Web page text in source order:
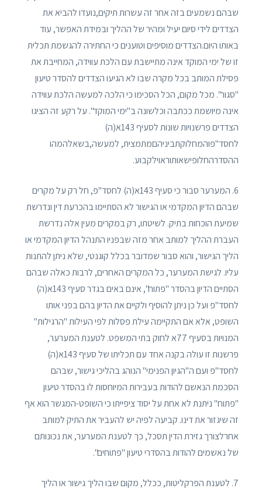
שבהם נשמעים בזה אחר זה עשרות תיקים,נועדו להביא את
הצדדים לידי סיום יעיל ומהיר של ההליך ובמידת האפשר, עוד
באותו היום.הצדדים מוסיפים וטוענים כי החתירה להגשמת תכלית
זו של ימי המוקד אינה מתיישבת עם הלכת עווידה, המחייבת את
פסילת המותב בכל מקרה שבו לא הגיעו הצדדים להסדר טיעון
"סגור". מכל מקום, הכל הסכימו כי הלכה למעשה הלכת עווידה
אינה מיושמת ככתבה וכלשונה ב"ימי המוקד". על רקע זה הציגו
הצדדים פרשנויות שונות לסעיף 143א(ה)
לחסד"פוהמחלוקתביניהםמתמצית, למעשה,בשאלהמהו
ההסדרהחלופישאותוראוילקבוע.
6. המערער סבור כי סעיף 143א(ה) לחסד"פ, חל רק על מקרים
שבהם הדיון המקדמי או הגישור לא הסתיימו בהכרעת דין ונדרשת
שמיעת הוכחות בתיק. לשיטתו, רק במקרים מעין אלה נדרשת
העברת ההליך למותב אחר מזה שבפניו התנהל הדיון המקדמי או
הליך הגישור, והוא סבור שמדובר בכלל קוגנטי, שלא ניתן להתנות
עליו. לגישת המערער, כל המקרים האחרים, לרבות כאלה שבהם
הסתיים הדיון בהסדר "פתוח", אינם באים בגדר סעיף 143א(ה)
לחסד"פ ועל כן ניתן להוסיף ולקיים את הדיון בהם בפני אותו
השופט, אלא אם התקיימה עילת פסלות לפי העילות "הרגילות"
המנויות בסעיף 77א לחוק בתי המשפט. לטענת המערער,
פרשנות זו עולה בקנה אחד עם תכליתו של סעיף 143א(ה)
לחסד"פ ועם ה"הגיון הפנימי" הנוהג בהליכי גישור, שבהם
הסכמת הנאשם להודות בעבירות המיוחסות לו בהסדר טיעון
"פתוח" ניתנת לא אחת על יסוד ציפייתו כי השופט-המגשר הוא אף
זה שיגזור את דינו. קביעה לפיה יש להעביר את התיק למותב
אחרלצורך גזירת הדין תסכל, כך לטענת המערער, את נכונותם
של נאשמים להודות בהסדרי טיעון "פתוחים".
7. לטענת הפרקליטות, ככלל, מקום שבו הליך גישור או הליך